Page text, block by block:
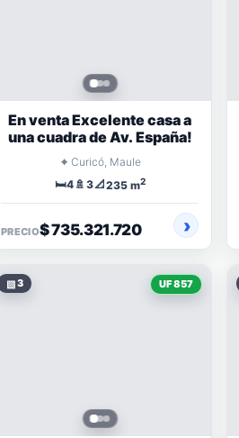
En venta Excelente casa a
una cuadra de Av. España!
⌖ Curicó, Maule
🛏️4 🚿 3📐235 m2
PRECIO$ 735.321.720
▧3 UF 857